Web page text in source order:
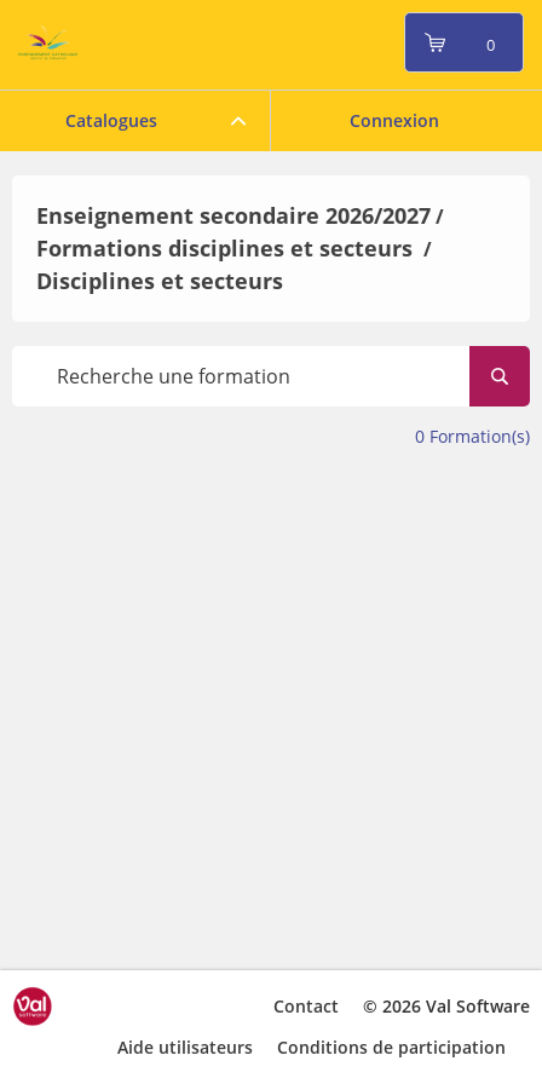
Catalogues Connexion
0
Enseignement secondaire 2026/2027/
Formations disciplines et secteurs /
Disciplines et secteurs
0 Formation(s)
© 2026 Val Software
Contact
Conditions de participation
Aide utilisateurs